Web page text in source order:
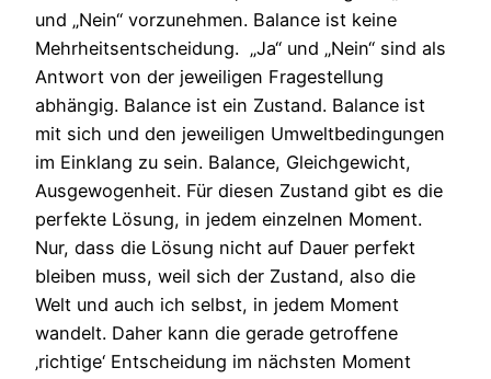
und „Nein“ vorzunehmen. Balance ist keine
Mehrheitsentscheidung. „Ja“ und „Nein“ sind als
Antwort von der jeweiligen Fragestellung
abhängig. Balance ist ein Zustand. Balance ist
mit sich und den jeweiligen Umweltbedingungen
im Einklang zu sein. Balance, Gleichgewicht,
Ausgewogenheit. Für diesen Zustand gibt es die
perfekte Lösung, in jedem einzelnen Moment.
Nur, dass die Lösung nicht auf Dauer perfekt
bleiben muss, weil sich der Zustand, also die
Welt und auch ich selbst, in jedem Moment
wandelt. Daher kann die gerade getroffene
‚richtige‘ Entscheidung im nächsten Moment